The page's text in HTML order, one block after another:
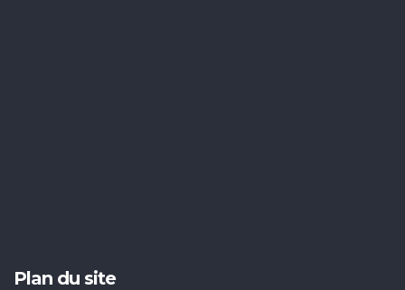
Plan du site